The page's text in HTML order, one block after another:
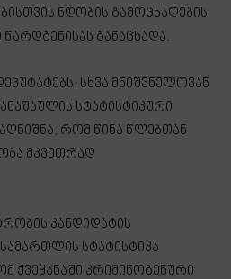
ნდობის გამოცხადების
განაცხადა.
სხვა მნიშვნელოვან
სტატისტიკური
რომ წინა წლებთან
მკვეთრად
კანდიდატის
სტატისტიკა
ქვეყანაში კრიმინოგენური